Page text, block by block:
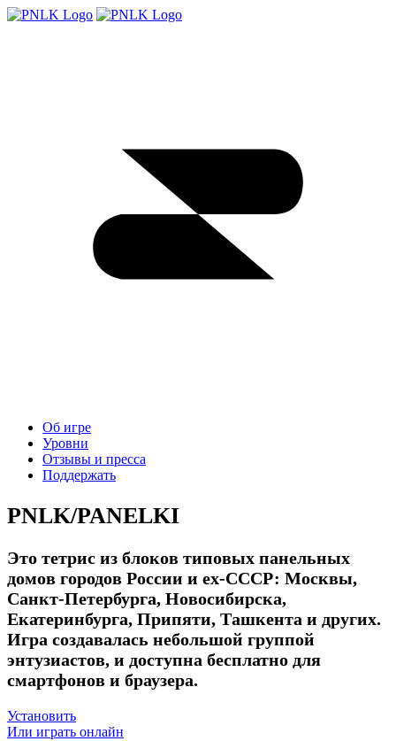
Об игре
Уровни
Отзывы и пресса
Поддержать
PNLK/PANELKI
Это тетрис из блоков типовых панельных
домов городов России и ех-СССР: Москвы,
Санкт-Петербурга, Новосибирска,
Екатеринбурга, Припяти, Ташкента и других.
Игра создавалась небольшой группой
энтузиастов, и доступна бесплатно для
смартфонов и браузера.
Установить
Или играть онлайн